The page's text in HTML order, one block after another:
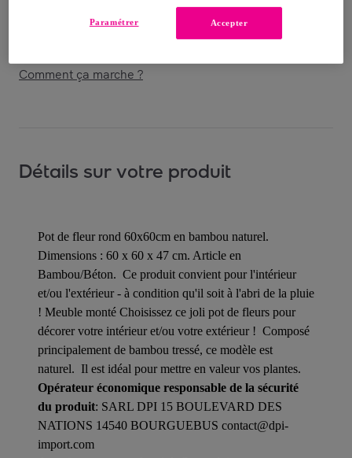
Livraison estimée: entre le
et le17/08
Comment ça marche ?
Détails sur votre produit
Pot de fleur rond 60x60cm en bambou naturel.
Dimensions : 60 x 60 x 47 cm. Article en
Bambou/Béton. Ce produit convient pour l'intérieur
et/ou l'extérieur - à condition qu'il soit à l'abri de la pluie
! Meuble monté Choisissez ce joli pot de fleurs pour
décorer votre intérieur et/ou votre extérieur ! Composé
principalement de bambou tressé, ce modèle est
naturel. Il est idéal pour mettre en valeur vos plantes.
Opérateur économique responsable de la sécurité
du produit: SARL DPI 15 BOULEVARD DES
NATIONS 14540 BOURGUEBUS contact@dpi-
import.com
Accepter
Paramétrer